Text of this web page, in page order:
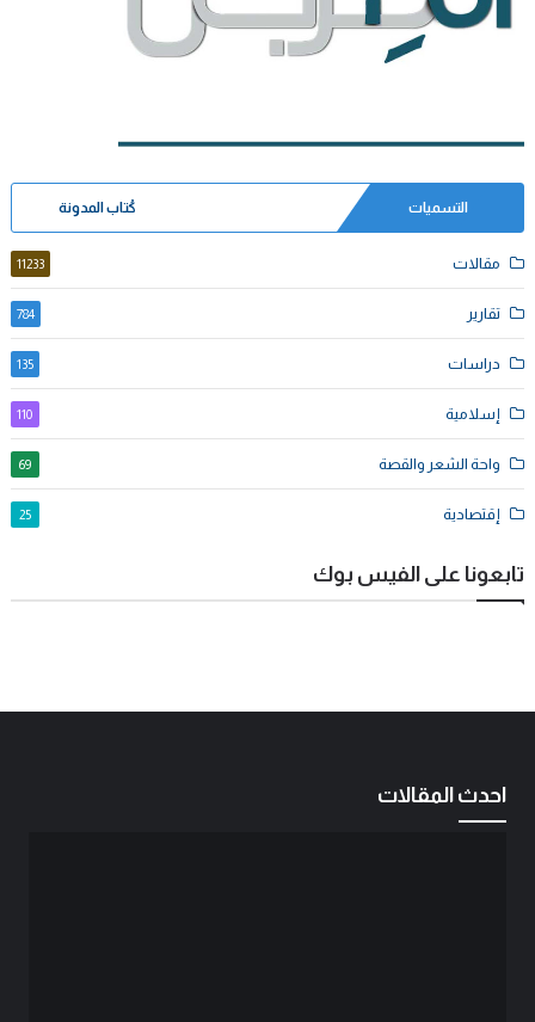
التسميات كُتاب المدونة
مقالات 11233
تقارير 784
دراسات 135
إسلامية 110
واحة الشعر والقصة 69
إقتصادية 25
تابعونا على الفيس بوك
احدث المقالات